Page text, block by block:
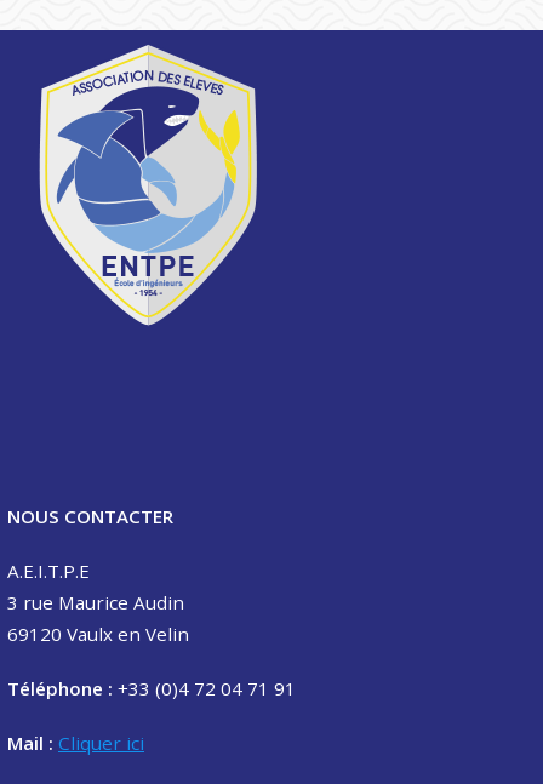
NOUS CONTACTER
A.E.I.T.P.E
3 rue Maurice Audin
69120 Vaulx en Velin
Téléphone : +33 (0)4 72 04 71 91
Mail : Cliquer ici